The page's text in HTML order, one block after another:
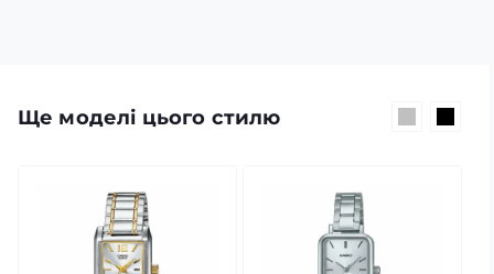
Ще моделі цього стилю